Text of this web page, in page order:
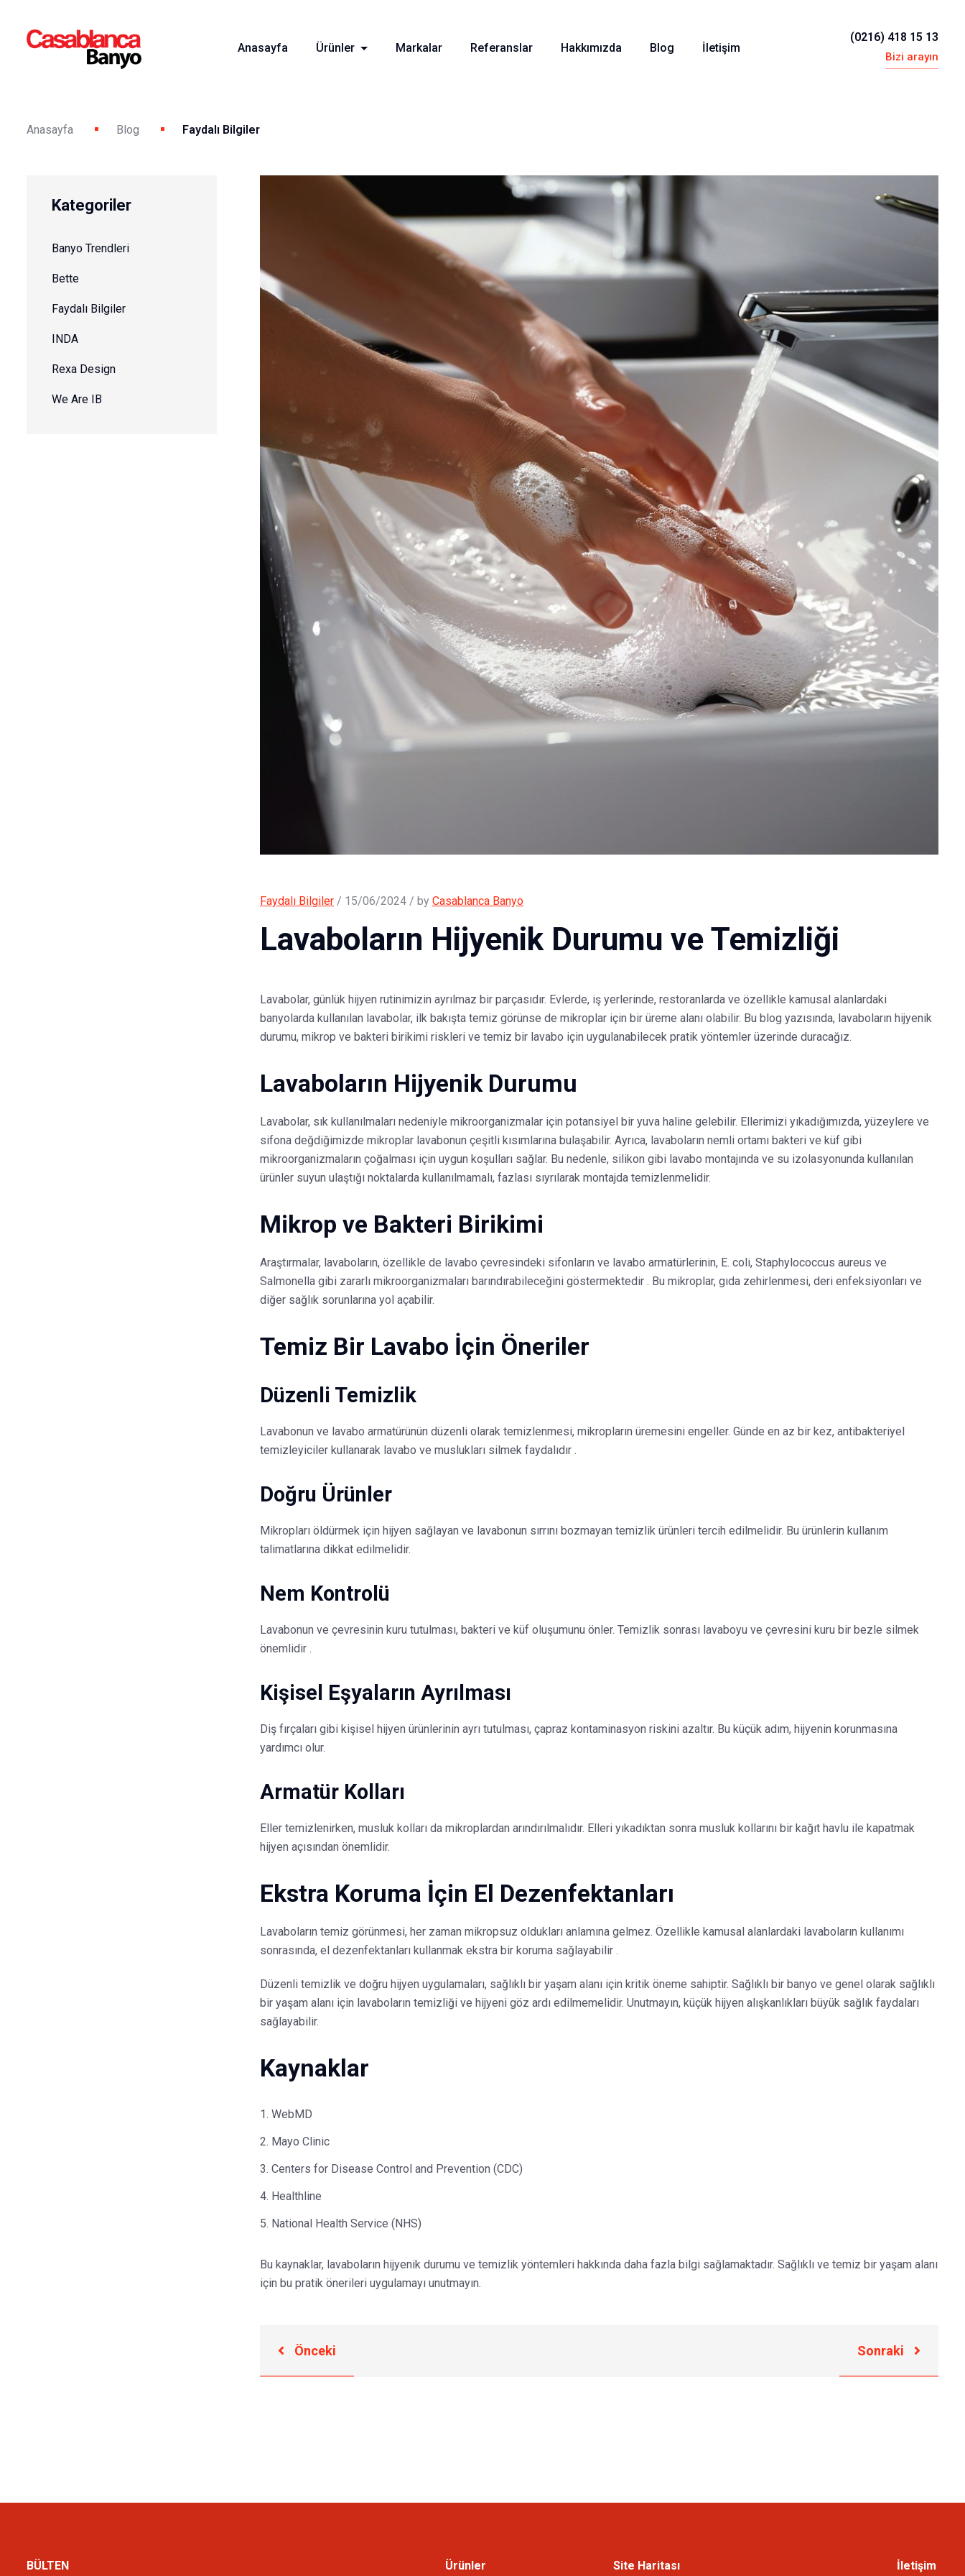
Anasayfa Ürünler Markalar Referanslar Hakkımızda Blog İletişim
(0216) 418 15 13
Bizi arayın
Anasayfa Blog Faydalı Bilgiler
Kategoriler
Banyo Trendleri
Bette
Faydalı Bilgiler
INDA
Rexa Design
We Are IB
Faydalı Bilgiler / 15/06/2024 / by Casablanca Banyo
Lavaboların Hijyenik Durumu ve Temizliği
Lavabolar, günlük hijyen rutinimizin ayrılmaz bir parçasıdır. Evlerde, iş yerlerinde, restoranlarda ve özellikle kamusal alanlardaki
banyolarda kullanılan lavabolar, ilk bakışta temiz görünse de mikroplar için bir üreme alanı olabilir. Bu blog yazısında, lavaboların hijyenik
durumu, mikrop ve bakteri birikimi riskleri ve temiz bir lavabo için uygulanabilecek pratik yöntemler üzerinde duracağız.
Lavaboların Hijyenik Durumu
Lavabolar, sık kullanılmaları nedeniyle mikroorganizmalar için potansiyel bir yuva haline gelebilir. Ellerimizi yıkadığımızda, yüzeylere ve
sifona değdiğimizde mikroplar lavabonun çeşitli kısımlarına bulaşabilir. Ayrıca, lavaboların nemli ortamı bakteri ve küf gibi
mikroorganizmaların çoğalması için uygun koşulları sağlar. Bu nedenle, silikon gibi lavabo montajında ve su izolasyonunda kullanılan
ürünler suyun ulaştığı noktalarda kullanılmamalı, fazlası sıyrılarak montajda temizlenmelidir.
Mikrop ve Bakteri Birikimi
Araştırmalar, lavaboların, özellikle de lavabo çevresindeki sifonların ve lavabo armatürlerinin, E. coli, Staphylococcus aureus ve
Salmonella gibi zararlı mikroorganizmaları barındırabileceğini göstermektedir . Bu mikroplar, gıda zehirlenmesi, deri enfeksiyonları ve
diğer sağlık sorunlarına yol açabilir.
Temiz Bir Lavabo İçin Öneriler
Düzenli Temizlik
Lavabonun ve lavabo armatürünün düzenli olarak temizlenmesi, mikropların üremesini engeller. Günde en az bir kez, antibakteriyel
temizleyiciler kullanarak lavabo ve muslukları silmek faydalıdır .
Doğru Ürünler
Mikropları öldürmek için hijyen sağlayan ve lavabonun sırrını bozmayan temizlik ürünleri tercih edilmelidir. Bu ürünlerin kullanım
talimatlarına dikkat edilmelidir.
Nem Kontrolü
Lavabonun ve çevresinin kuru tutulması, bakteri ve küf oluşumunu önler. Temizlik sonrası lavaboyu ve çevresini kuru bir bezle silmek
önemlidir .
Kişisel Eşyaların Ayrılması
Diş fırçaları gibi kişisel hijyen ürünlerinin ayrı tutulması, çapraz kontaminasyon riskini azaltır. Bu küçük adım, hijyenin korunmasına
yardımcı olur.
Armatür Kolları
Eller temizlenirken, musluk kolları da mikroplardan arındırılmalıdır. Elleri yıkadıktan sonra musluk kollarını bir kağıt havlu ile kapatmak
hijyen açısından önemlidir.
Ekstra Koruma İçin El Dezenfektanları
Lavaboların temiz görünmesi, her zaman mikropsuz oldukları anlamına gelmez. Özellikle kamusal alanlardaki lavaboların kullanımı
sonrasında, el dezenfektanları kullanmak ekstra bir koruma sağlayabilir .
Düzenli temizlik ve doğru hijyen uygulamaları, sağlıklı bir yaşam alanı için kritik öneme sahiptir. Sağlıklı bir banyo ve genel olarak sağlıklı
bir yaşam alanı için lavaboların temizliği ve hijyeni göz ardı edilmemelidir. Unutmayın, küçük hijyen alışkanlıkları büyük sağlık faydaları
sağlayabilir.
Kaynaklar
WebMD
Mayo Clinic
Centers for Disease Control and Prevention (CDC)
Healthline
National Health Service (NHS)
Bu kaynaklar, lavaboların hijyenik durumu ve temizlik yöntemleri hakkında daha fazla bilgi sağlamaktadır. Sağlıklı ve temiz bir yaşam alanı
için bu pratik önerileri uygulamayı unutmayın.
Önceki Sonraki
BÜLTEN Ürünler Site Haritası İletişim